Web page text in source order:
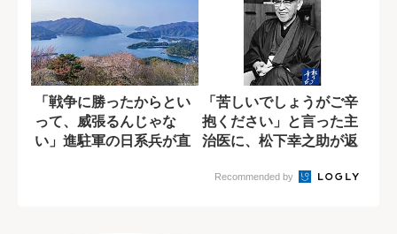
「戦争に勝ったからとい
って、威張るんじゃな
い」進駐軍の日系兵が直
「苦しいでしょうがご辛
抱ください」と言った主
治医に、松下幸之助が返
Recommended by